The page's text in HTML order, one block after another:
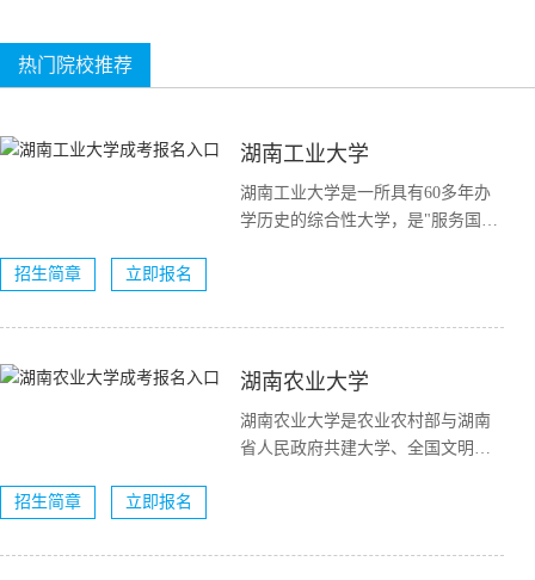
热门院校推荐
湖南工业大学
湖南工业大学是一所具有60多年办
学历史的综合性大学，是"服务国家
招生简章
立即报名
湖南农业大学
湖南农业大学是农业农村部与湖南
省人民政府共建大学、全国文明校
招生简章 立即报名